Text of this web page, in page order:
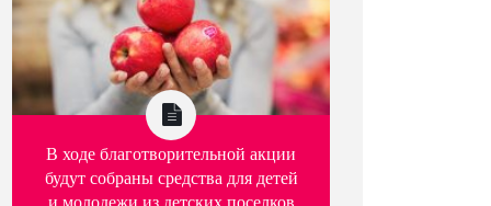
В ходе благотворительной акции
будут собраны средства для детей